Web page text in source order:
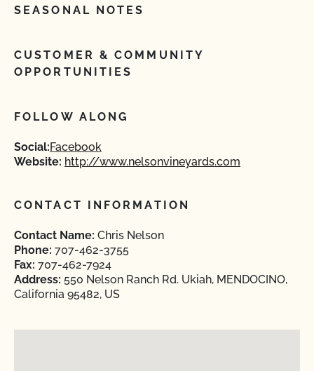
SEASONAL NOTES
CUSTOMER & COMMUNITY
OPPORTUNITIES
FOLLOW ALONG
Social:Facebook
Website: http://www.nelsonvineyards.com
CONTACT INFORMATION
Contact Name: Chris Nelson
Phone: 707-462-3755
Fax: 707-462-7924
Address: 550 Nelson Ranch Rd. Ukiah, MENDOCINO,
California 95482, US